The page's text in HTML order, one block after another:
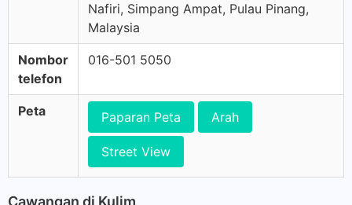
Nafiri, Simpang Ampat, Pulau Pinang,
Malaysia
Nombor
telefon
016-501 5050
Peta Paparan Peta Arah
Street View
Cawangan di Kulim